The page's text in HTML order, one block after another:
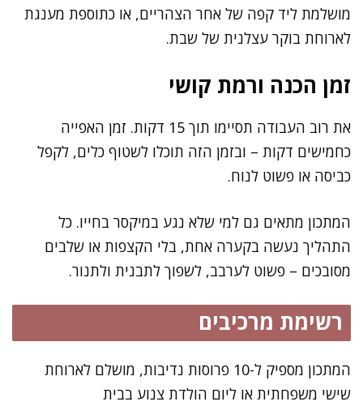
מושלמת ליד קפה של אחר הצהריים, או כתוספת מענגת
לארוחת בוקר עצלנית של שבת.
זמן הכנה ורמת קושי
את רוב העבודה תסיימו תוך 15 דקות. זמן האפייה
כחמישים דקות – ובזמן הזה תוכלו לשטוף כלים, לקפל
כביסה או פשוט לנוח.
המתכון מתאים גם למי שלא נגע במיקסר בחייו. כל
התהליך נעשה בקערה אחת, בלי הקצפות או שלבים
מסובכים – פשוט לערבב, לשפוך לתבנית ולתנור.
רשימת מרכיבים
המתכון מספיק ל-10 פרוסות נדיבות, מושלם לארוחת
שישי משפחתית או ליום הולדת צנוע בבית